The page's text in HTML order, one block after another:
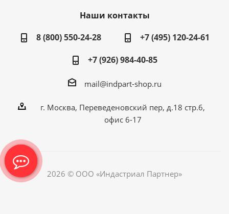
Наши контакты
8 (800) 550-24-28
+7 (495) 120-24-61
+7 (926) 984-40-85
mail@indpart-shop.ru
г. Москва, Переведеновский пер, д.18 стр.6,
офис 6-17
2026 © ООО «Индастриал Партнер»